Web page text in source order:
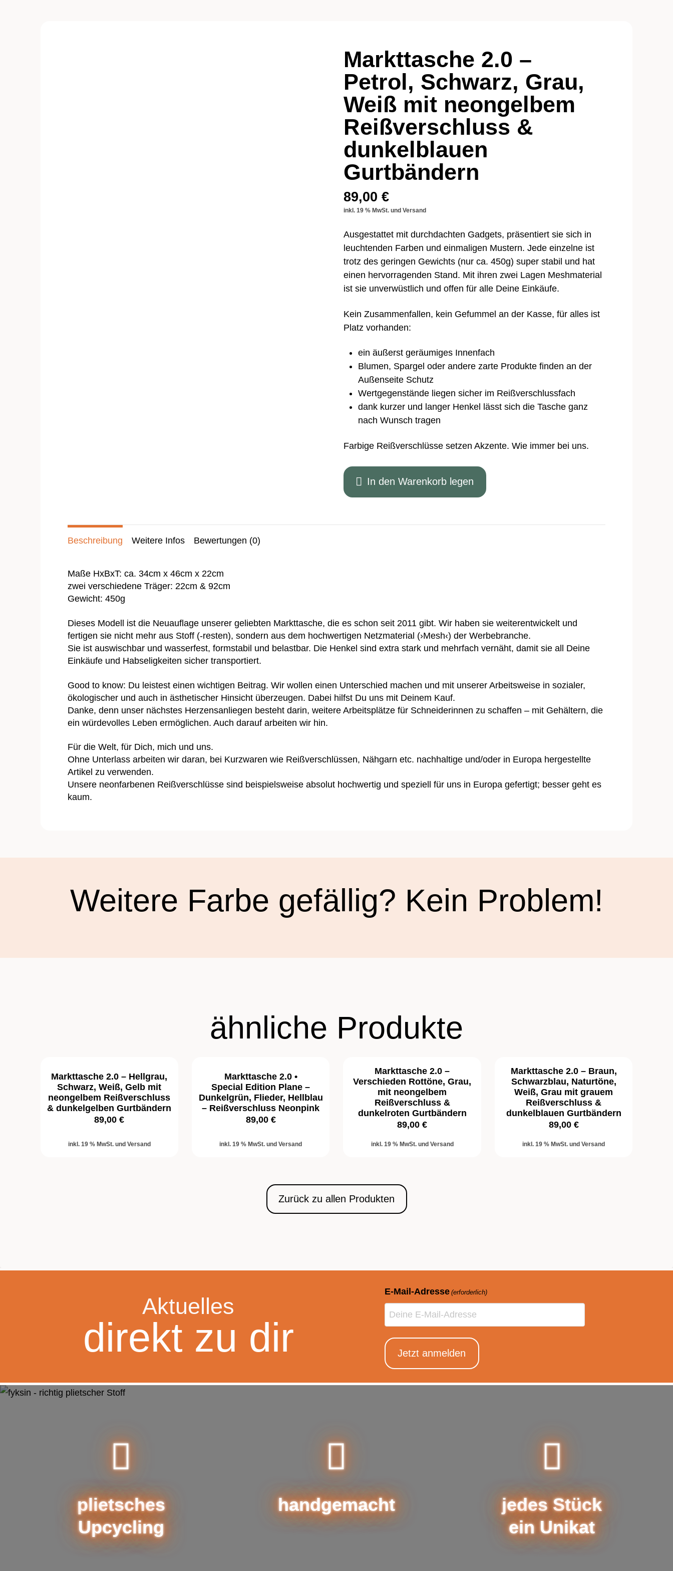
Markttasche 2.0 –
Petrol, Schwarz, Grau,
Weiß mit neongelbem
Reißverschluss &
dunkelblauen
Gurtbändern
89,00 €
inkl. 19 % MwSt. und Versand
Ausgestattet mit durchdachten Gadgets, präsentiert sie sich in
leuchtenden Farben und einmaligen Mustern. Jede einzelne ist
trotz des geringen Gewichts (nur ca. 450g) super stabil und hat
einen hervorragenden Stand. Mit ihren zwei Lagen Meshmaterial
ist sie unverwüstlich und offen für alle Deine Einkäufe.
Kein Zusammenfallen, kein Gefummel an der Kasse, für alles ist
Platz vorhanden:
ein äußerst geräumiges Innenfach
Blumen, Spargel oder andere zarte Produkte finden an der
Außenseite Schutz
Wertgegenstände liegen sicher im Reißverschlussfach
dank kurzer und langer Henkel lässt sich die Tasche ganz
nach Wunsch tragen
Farbige Reißverschlüsse setzen Akzente. Wie immer bei uns.
In den Warenkorb legen
Beschreibung Weitere Infos Bewertungen (0)
Maße HxBxT: ca. 34cm x 46cm x 22cm
zwei verschiedene Träger: 22cm & 92cm
Gewicht: 450g
Dieses Modell ist die Neuauflage unserer geliebten Markttasche, die es schon seit 2011 gibt. Wir haben sie weiterentwickelt und
fertigen sie nicht mehr aus Stoff (-resten), sondern aus dem hochwertigen Netzmaterial (›Mesh‹) der Werbebranche.
Sie ist auswischbar und wasserfest, formstabil und belastbar. Die Henkel sind extra stark und mehrfach vernäht, damit sie all Deine
Einkäufe und Habseligkeiten sicher transportiert.
Good to know: Du leistest einen wichtigen Beitrag. Wir wollen einen Unterschied machen und mit unserer Arbeitsweise in sozialer,
ökologischer und auch in ästhetischer Hinsicht überzeugen. Dabei hilfst Du uns mit Deinem Kauf.
Danke, denn unser nächstes Herzensanliegen besteht darin, weitere Arbeitsplätze für Schneiderinnen zu schaffen – mit Gehältern, die
ein würdevolles Leben ermöglichen. Auch darauf arbeiten wir hin.
Für die Welt, für Dich, mich und uns.
Ohne Unterlass arbeiten wir daran, bei Kurzwaren wie Reißverschlüssen, Nähgarn etc. nachhaltige und/oder in Europa hergestellte
Artikel zu verwenden.
Unsere neonfarbenen Reißverschlüsse sind beispielsweise absolut hochwertig und speziell für uns in Europa gefertigt; besser geht es
kaum.
Weitere Farbe gefällig? Kein Problem!
ähnliche Produkte
Markttasche 2.0 – Hellgrau,
Schwarz, Weiß, Gelb mit
neongelbem Reißverschluss
& dunkelgelben Gurtbändern
89,00 €
inkl. 19 % MwSt. und Versand
Markttasche 2.0 •
Special Edition Plane –
Dunkelgrün, Flieder, Hellblau
– Reißverschluss Neonpink
89,00 €
inkl. 19 % MwSt. und Versand
Markttasche 2.0 –
Verschieden Rottöne, Grau,
mit neongelbem
Reißverschluss &
dunkelroten Gurtbändern
89,00 €
inkl. 19 % MwSt. und Versand
Markttasche 2.0 – Braun,
Schwarzblau, Naturtöne,
Weiß, Grau mit grauem
Reißverschluss &
dunkelblauen Gurtbändern
89,00 €
inkl. 19 % MwSt. und Versand
Zurück zu allen Produkten
Aktuelles
direkt zu dir
E-Mail-Adresse (erforderlich)
plietsches
Upcycling
handgemacht
jedes Stück
ein Unikat